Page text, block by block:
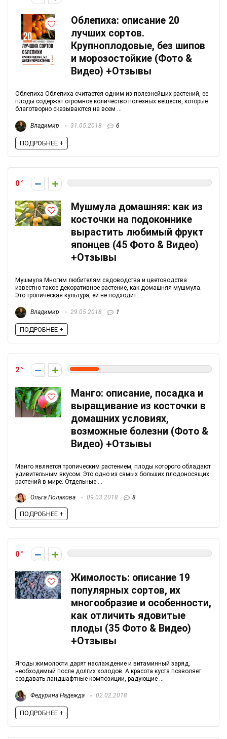
Облепиха: описание 20
лучших сортов.
Крупноплодовые, без шипов
и морозостойкие (Фото &
Видео) +Отзывы
Облепиха Облепиха считается одним из полезнейших растений, ее
плоды содержат огромное количество полезных веществ, которые
благотворно сказываются на всем ...
Владимир 31.05.2018 6
ПОДРОБНЕЕ +
0
Мушмула домашняя: как из
косточки на подоконнике
вырастить любимый фрукт
японцев (45 Фото & Видео)
+Отзывы
Мушмула Многим любителям садоводства и цветоводства
известно такое декоративное растение, как домашняя мушмула.
Это тропическая культура, ей не подходит ...
Владимир 29.05.2018 1
ПОДРОБНЕЕ +
2
Манго: описание, посадка и
выращивание из косточки в
домашних условиях,
возможные болезни (Фото &
Видео) +Отзывы
Манго является тропическим растением, плоды которого обладают
удивительным вкусом. Это одно из самых больших плодоносящих
растений в мире. Отдельные ...
Ольга Полякова 09.03.2018 8
ПОДРОБНЕЕ +
0
Жимолость: описание 19
популярных сортов, их
многообразие и особенности,
как отличить ядовитые
плоды (35 Фото & Видео)
+Отзывы
Ягоды жимолости дарят наслаждение и витаминный заряд,
необходимый после долгих холодов. А красота куста позволяет
создавать ландшафтные композиции, радующие ...
Федурина Надежда 02.02.2018
ПОДРОБНЕЕ +